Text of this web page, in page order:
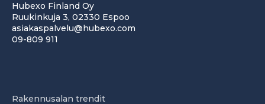
Hubexo Finland Oy
Ruukinkuja 3, 02330 Espoo
asiakaspalvelu@hubexo.com
09-809 911
Rakennusalan trendit